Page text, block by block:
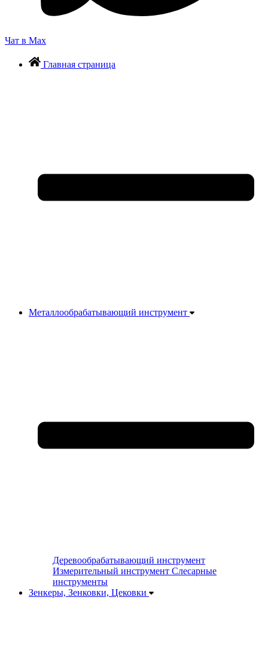
Чат в Max
Главная страница
Металлообрабатывающий инструмент
Деревообрабатывающий инструмент
Измерительный инструмент Слесарные
инструменты
Зенкеры, Зенковки, Цековки